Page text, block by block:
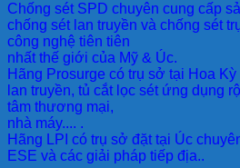
Chống sét SPD chuyên cung cấp
chống sét lan truyền và chống sét
công nghệ tiên tiên
nhất thế giới của Mỹ & Úc.
Hãng Prosurge có trụ sở tại Hoa
lan truyền, tủ cắt lọc sét ứng dụng
tâm thương mại,
nhà máy.... .
Hãng LPI có trụ sở đặt tại Úc
ESE và các giải pháp tiếp địa..